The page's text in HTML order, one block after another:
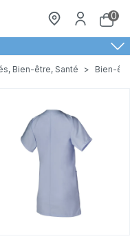
0
Bien-être, Santé > Bien-